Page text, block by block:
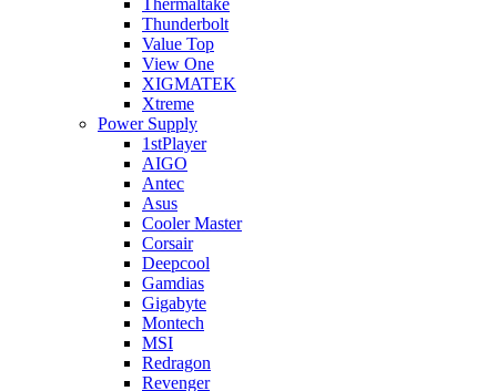
Thermaltake
Thunderbolt
Value Top
View One
XIGMATEK
Xtreme
Power Supply
1stPlayer
AIGO
Antec
Asus
Cooler Master
Corsair
Deepcool
Gamdias
Gigabyte
Montech
MSI
Redragon
Revenger